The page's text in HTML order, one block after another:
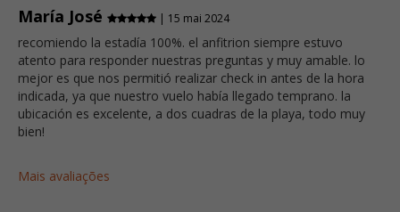
María José | 15 mai 2024
recomiendo la estadía 100%. el anfitrion siempre estuvo
atento para responder nuestras preguntas y muy amable. lo
mejor es que nos permitió realizar check in antes de la hora
indicada, ya que nuestro vuelo había llegado temprano. la
ubicación es excelente, a dos cuadras de la playa, todo muy
bien!
Mais avaliações